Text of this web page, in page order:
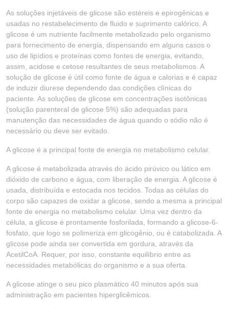
As soluções injetáveis de glicose são estéreis e epirogênicas e
usadas no restabelecimento de fluido e suprimento calórico. A
glicose é um nutriente facilmente metabolizado pelo organismo
para fornecimento de energia, dispensando em alguns casos o
uso de lipídios e proteínas como fontes de energia, evitando,
assim, acidose e cetose resultantes de seus metabolismos. A
solução de glicose é útil como fonte de água e calorias e é capaz
de induzir diurese dependendo das condições clínicas do
paciente. As soluções de glicose em concentrações isotônicas
(solução parenteral de glicose 5%) são adequadas para
manutenção das necessidades de água quando o sódio não é
necessário ou deve ser evitado.
A glicose é a principal fonte de energia no metabolismo celular.
A glicose é metabolizada através do ácido pirúvico ou lático em
dióxido de carbono e água, com liberação de energia. A glicose é
usada, distribuída e estocada nos tecidos. Todas as células do
corpo são capazes de oxidar a glicose, sendo a mesma a principal
fonte de energia no metabolismo celular. Uma vez dentro da
célula, a glicose é prontamente fosforilada, formando a glicose-6-
fosfato, que logo se polimeriza em glicogênio, ou é catabolizada. A
glicose pode ainda ser convertida em gordura, através da
AcetilCoA. Requer, por isso, constante equilíbrio entre as
necessidades metabólicas do organismo e a sua oferta.
A glicose atinge o seu pico plasmático 40 minutos após sua
administração em pacientes hiperglicêmicos.